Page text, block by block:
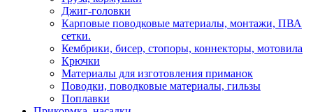
Джиг-головки
Карповые поводковые материалы, монтажи, ПВА
сетки.
Кембрики, бисер, стопоры, коннекторы, мотовила
Крючки
Материалы для изготовления приманок
Поводки, поводковые материалы, гильзы
Поплавки